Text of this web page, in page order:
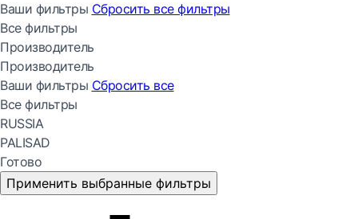
Ваши фильтры Сбросить все фильтры
Все фильтры
Производитель
Производитель
Ваши фильтры Сбросить все
Все фильтры
RUSSIA
PALISAD
Готово
Применить выбранные фильтры